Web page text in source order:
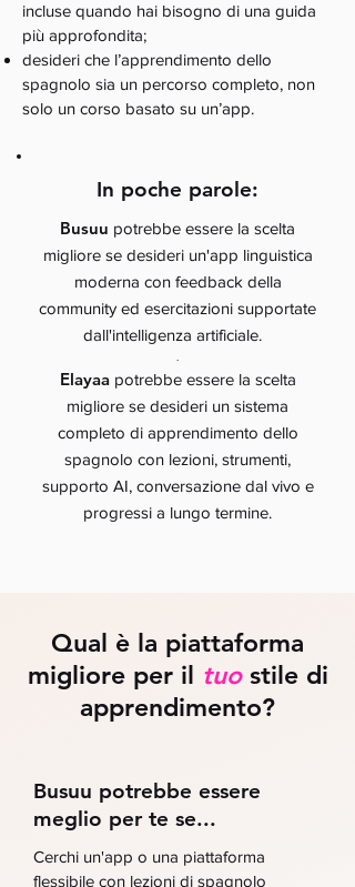
incluse quando hai bisogno di una guida
più approfondita;
desideri che l’apprendimento dello
spagnolo sia un percorso completo, non
solo un corso basato su un’app.
In poche parole:
Busuu potrebbe essere la scelta
migliore se desideri un'app linguistica
moderna con feedback della
community ed esercitazioni supportate
dall'intelligenza artificiale.
Elayaapotrebbe essere la scelta
migliore se desideri un sistema
completo di apprendimento dello
spagnolo con lezioni, strumenti,
supporto AI, conversazione dal vivo e
progressi a lungo termine.
Qual è la piattaforma
migliore per il tuostile di
apprendimento?
Busuu potrebbe essere
meglio per te se...
Cerchi un'app o una piattaforma
flessibile con lezioni di spagnolo